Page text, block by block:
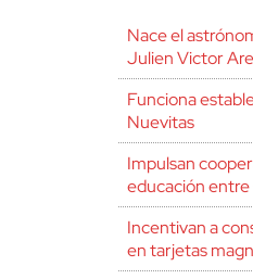
Nace el
Julien Victor
Funciona
Nuevitas
Impulsan
educación
Incentivan a
en tarjetas